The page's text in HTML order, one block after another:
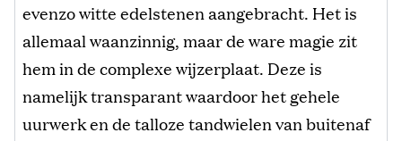
evenzo witte edelstenen aangebracht. Het is
allemaal waanzinnig, maar de ware magie zit
hem in de complexe wijzerplaat. Deze is
namelijk transparant waardoor het gehele
uurwerk en de talloze tandwielen van buitenaf